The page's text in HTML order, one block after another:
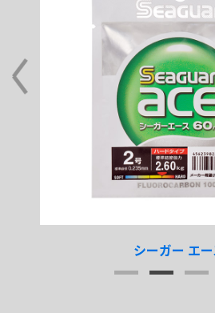
シーガー エ